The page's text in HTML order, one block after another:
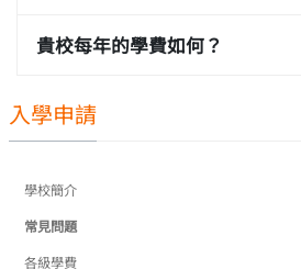
貴校每年的學費如何？
入學申請
學校簡介
常見問題
各級學費